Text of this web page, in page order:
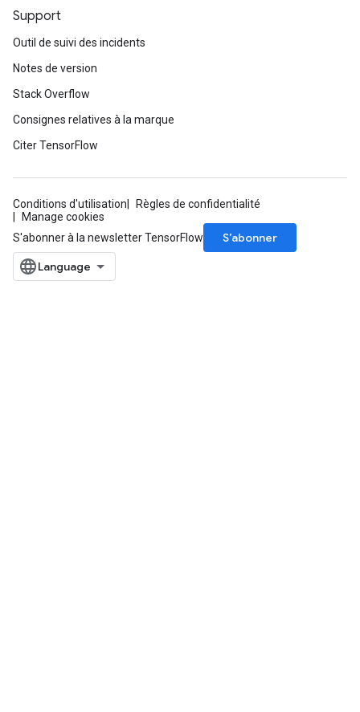
Support
Outil de suivi des incidents
Notes de version
Stack Overflow
Consignes relatives à la marque
Citer TensorFlow
Conditions d'utilisation
Règles de confidentialité
Manage cookies
S'abonner à la newsletter TensorFlow
S’abonner